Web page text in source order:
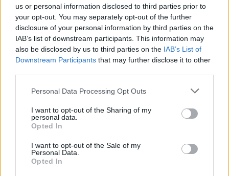
us or personal information disclosed to third parties prior to
your opt-out. You may separately opt-out of the further
disclosure of your personal information by third parties on the
IAB’s list of downstream participants. This information may
also be disclosed by us to third parties on the IAB’s List of
Downstream Participants that may further disclose it to other
Personal Data Processing Opt Outs
I want to opt-out of the Sharing of my
personal data.
Opted In
I want to opt-out of the Sale of my
Personal Data.
Opted In